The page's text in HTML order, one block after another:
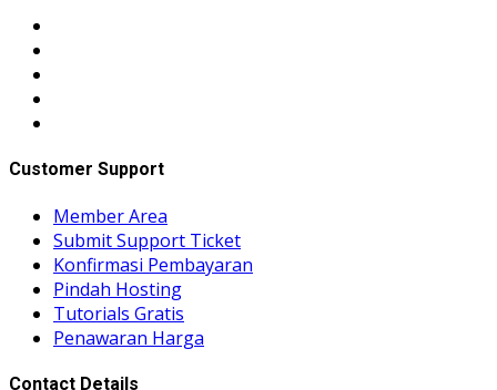
Customer Support
Member Area
Submit Support Ticket
Konfirmasi Pembayaran
Pindah Hosting
Tutorials Gratis
Penawaran Harga
Contact Details